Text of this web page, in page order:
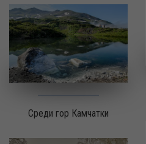
Среди гор Камчатки